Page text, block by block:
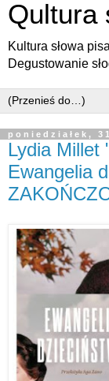
Qultura
Kultura słowa
Degustowanie
poniedziałek,
Lydia Millet
Ewangelia